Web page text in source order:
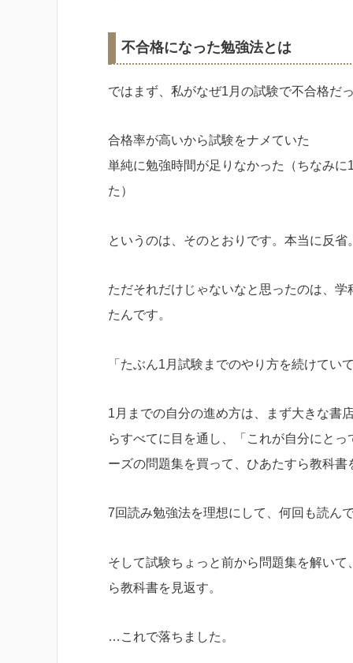
不合格になった勉強法とは
ではまず、私がなぜ1月の試験で不合格だ
合格率が高いから試験をナメていた
単純に勉強時間が足りなかった（ちなみ
た）
というのは、そのとおりです。本当に反省
ただそれだけじゃないなと思ったのは、
たんです。
「たぶん1月試験までのやり方を続けて
1月までの自分の進め方は、まず大きな書
らすべてに目を通し、「これが自分にと
ーズの問題集を買って、ひあたすら教科
7回読み勉強法を理想にして、何回も読ん
そして試験ちょっと前から問題集を解い
ら教科書を見返す。
…これで落ちました。